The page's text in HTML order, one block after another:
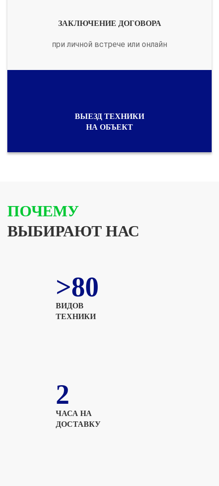
ЗАКЛЮЧЕНИЕ ДОГОВОРА
при личной встрече или онлайн
ВЫЕЗД ТЕХНИКИ
НА ОБЪЕКТ
ПОЧЕМУ
ВЫБИРАЮТ НАС
>80
ВИДОВ
ТЕХНИКИ
2
ЧАСА НА
ДОСТАВКУ